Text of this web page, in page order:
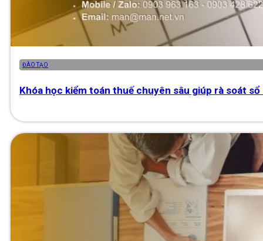
ĐÀO TẠO
Khóa học kiểm toán thuế chuyên sâu giúp rà soát